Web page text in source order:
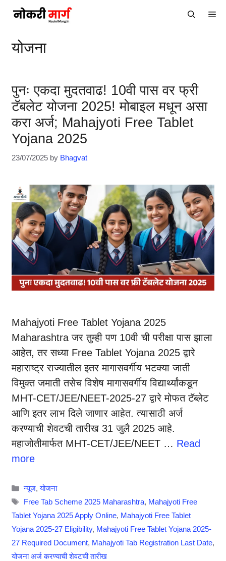
content
योजना
पुनः एकदा मुदतवाढ! 10वी पास वर फ्री
टॅबलेट योजना 2025! मोबाइल मधून असा
करा अर्ज; Mahajyoti Free Tablet
Yojana 2025
23/07/2025 by Bhagvat
Mahajyoti Free Tablet Yojana 2025
Maharashtra जर तुम्ही पण 10वी ची परीक्षा पास झाला
आहेत, तर सध्या Free Tablet Yojana 2025 द्वारे
महाराष्ट्र राज्यातील इतर मागासवर्गीय भटक्या जाती
विमुक्त जमाती तसेच विशेष मागासवर्गीय विद्यार्थ्यांकडून
MHT-CET/JEE/NEET-2025-27 द्वारे मोफत टॅब्लेट
आणि इतर लाभ दिले जाणार आहेत. त्यासाठी अर्ज
करण्याची शेवटची तारीख 31 जुलै 2025 आहे.
महाजोतीमार्फत MHT-CET/JEE/NEET … Read
more
Categories
न्यूज,योजना
Tags
Free Tab Scheme 2025 Maharashtra, Mahajyoti Free
Tablet Yojana 2025 Apply Online, Mahajyoti Free Tablet
Yojana 2025-27 Eligibility, Mahajyoti Free Tablet Yojana 2025-
27 Required Document, Mahajyoti Tab Registration Last Date,
योजना अर्ज करण्याची शेवटची तारीख